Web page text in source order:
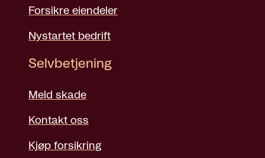
Forsikre eiendeler
Nystartet bedrift
Selvbetjening
Meld skade
Kontakt oss
Kjøp forsikring